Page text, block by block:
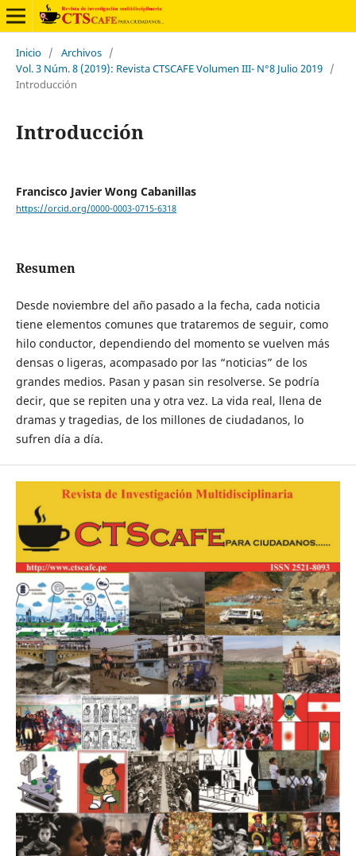
Inicio / Archivos /
Vol. 3 Núm. 8 (2019): Revista CTSCAFE Volumen III- N°8 Julio 2019 /
Introducción
Introducción
Francisco Javier Wong Cabanillas
https://orcid.org/0000-0003-0715-6318
Resumen
Desde noviembre del año pasado a la fecha, cada noticia
tiene elementos comunes que trataremos de seguir, como
hilo conductor, dependiendo del momento se vuelven más
densas o ligeras, acompasado por las “noticias” de los
grandes medios. Pasan y pasan sin resolverse. Se podría
decir, que se repiten una y otra vez. La vida real, llena de
dramas y tragedias, de los millones de ciudadanos, lo
sufren día a día.